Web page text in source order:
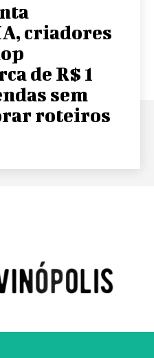
criadores
de R$ 1
sem
roteiros